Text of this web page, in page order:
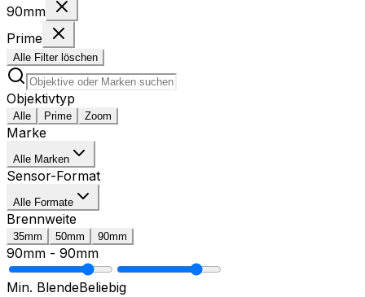
90mm
Prime
Alle Filter löschen
Objektivtyp
Alle Prime Zoom
Marke
Alle Marken
Sensor-Format
Alle Formate
Brennweite
35mm 50mm 90mm
90mm - 90mm
Min. BlendeBeliebig